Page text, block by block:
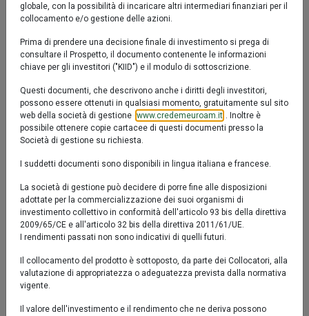
lungo termine. Nella costruzione del portafoglio
Euromobiliare AM SGR adotta il processo di
investimento sviluppato internamente che segue
l’approccio di selezione positiva privilegiando le
società che hanno un punteggio ESG elevato o sopra la
media.
SFDR articolo 8
Il prodotto promuove caratteristiche ambientali, sociali e di
governance (‘‘ESG’’)
globale, con la possibilità di incaricare altri intermediari finanziari per il
collocamento e/o gestione delle azioni.
Prima di prendere una decisione finale di investimento si prega di
consultare il Prospetto, il documento contenente le informazioni
chiave per gli investitori ("KIID") e il modulo di sottoscrizione.
Questi documenti, che descrivono anche i diritti degli investitori,
possono essere ottenuti in qualsiasi momento, gratuitamente sul sito
web della società di gestione ( www.credemeuroam.it ). Inoltre è
possibile ottenere copie cartacee di questi documenti presso la
Società di gestione su richiesta.
I suddetti documenti sono disponibili in lingua italiana e francese.
La società di gestione può decidere di porre fine alle disposizioni
adottate per la commercializzazione dei suoi organismi di
investimento collettivo in conformità dell'articolo 93 bis della direttiva
2009/65/CE e all'articolo 32 bis della direttiva 2011/61/UE.
I rendimenti passati non sono indicativi di quelli futuri.
Il collocamento del prodotto è sottoposto, da parte dei Collocatori, alla
valutazione di appropriatezza o adeguatezza prevista dalla normativa
vigente.
Il valore dell'investimento e il rendimento che ne deriva possono